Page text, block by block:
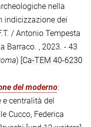
nella
indicizzazione dei
/ Antonio Tempesta
Barraco. , 2023. - 43
) [Ca-TEM 40-6230
del moderno:
centralità del
Cucco, Federica